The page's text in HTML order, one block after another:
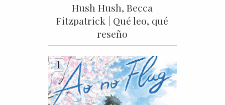
Hush Hush, Becca
Fitzpatrick | Qué leo, qué
reseño